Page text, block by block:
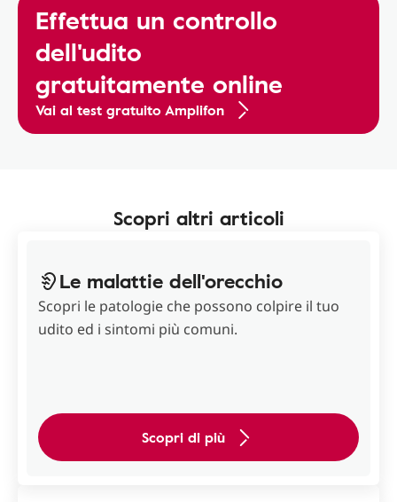
Effettua un controllo
dell'udito
gratuitamente online
Vai al test gratuito Amplifon
Scopri altri articoli
Le malattie dell'orecchio
Scopri le patologie che possono colpire il tuo
udito ed i sintomi più comuni.
Scopri di più